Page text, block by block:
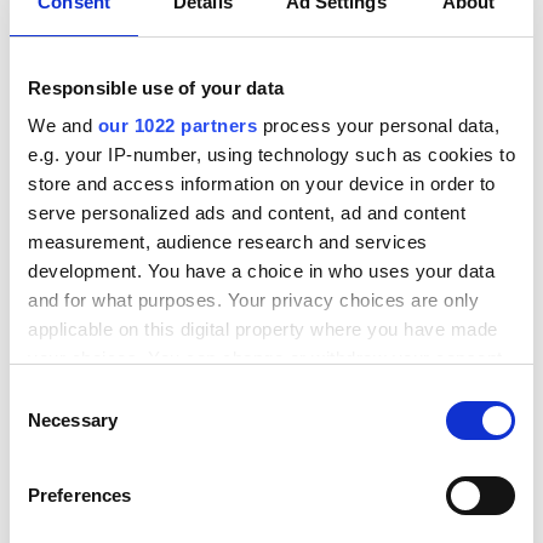
Responsible use of your data
We and our 1022 partners process your personal data,
e.g. your IP-number, using technology such as cookies to
store and access information on your device in order to
serve personalized ads and content, ad and content
measurement, audience research and services
development. You have a choice in who uses your data
and for what purposes. Your privacy choices are only
applicable on this digital property where you have made
the Privacy trigger icon.
Collect information about your geographical location
Selection
Necessary
Preferences
negocio.
Con Alumio y X-com, las empresas sacan el
máximo provecho de su integración de
datos: menos trabajo manual, más
automatización y un impacto directo en los
ingresos y la eficiencia».
Lago de Rooij
Director técnico, X-com
Con la integración de sistemas adecuada, las
de inmediato. Sin embargo, X-com ofrece más que